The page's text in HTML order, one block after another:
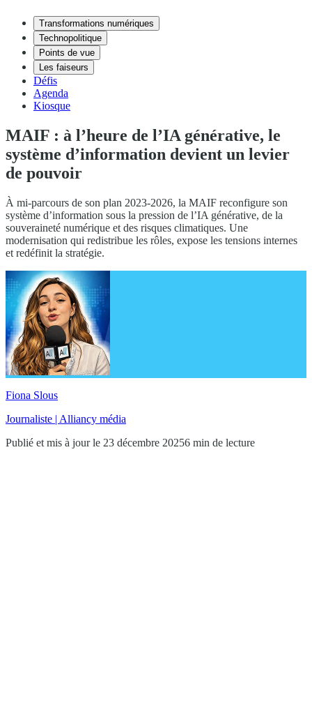
Transformations numériques
Technopolitique
Points de vue
Les faiseurs
Défis
Agenda
Kiosque
MAIF : à l’heure de l’IA générative, le
système d’information devient un levier
de pouvoir
À mi-parcours de son plan 2023-2026, la MAIF reconfigure son
système d’information sous la pression de l’IA générative, de la
souveraineté numérique et des risques climatiques. Une
modernisation qui redistribue les rôles, expose les tensions internes
et redéfinit la stratégie.
Fiona Slous
Journaliste | Alliancy média
Publié et mis à jour le 23 décembre 20256 min de lecture